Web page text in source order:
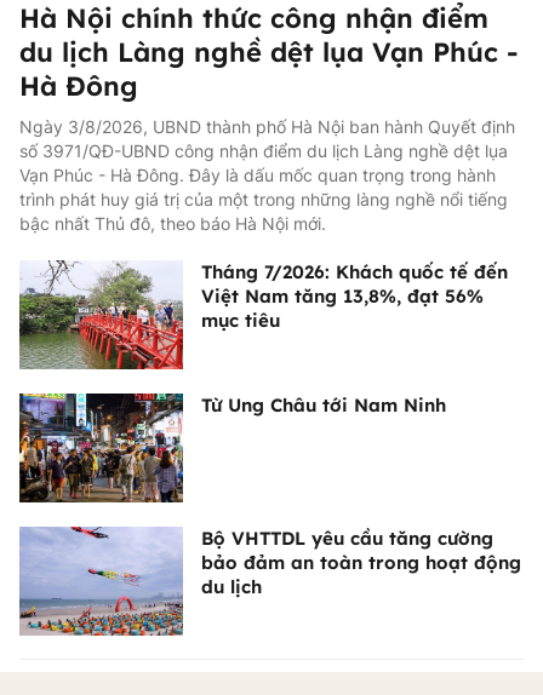
Hà Nội chính thức công nhận điểm
du lịch Làng nghề dệt lụa Vạn Phúc -
Hà Đông
Ngày 3/8/2026, UBND thành phố Hà Nội ban hành Quyết định
số 3971/QĐ-UBND công nhận điểm du lịch Làng nghề dệt lụa
Vạn Phúc - Hà Đông. Đây là dấu mốc quan trọng trong hành
trình phát huy giá trị của một trong những làng nghề nổi tiếng
bậc nhất Thủ đô, theo báo Hà Nội mới.
Tháng 7/2026: Khách quốc tế đến
Việt Nam tăng 13,8%, đạt 56%
mục tiêu
Từ Ung Châu tới Nam Ninh
Bộ VHTTDL yêu cầu tăng cường
bảo đảm an toàn trong hoạt động
du lịch